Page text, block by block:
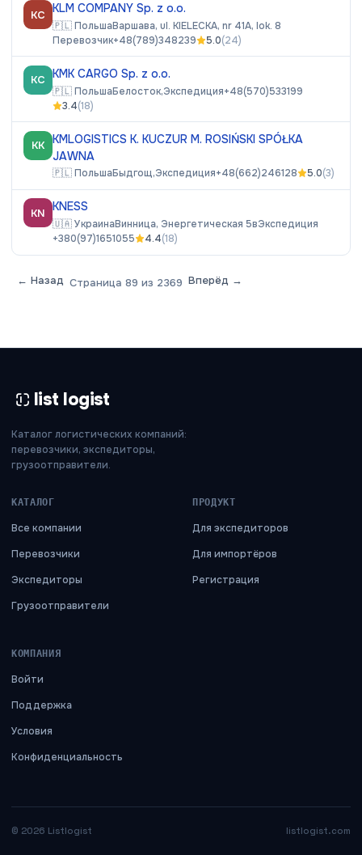
KC KLM COMPANY Sp. z o.o.
🇵🇱ПольшаВаршава, ul. KIELECKA, nr 41A, lok. 8
Перевозчик+48(789)348239 5.0(24)
KC KMK CARGO Sp. z o.o.
🇵🇱ПольшаБелосток,Экспедиция+48(570)533199
3.4(18)
KK KMLOGISTICS K. KUCZUR M. ROSIŃSKI SPÓŁKA
JAWNA
🇵🇱ПольшаБыдгощ,Экспедиция+48(662)246128 5.0(3)
KN KNESS
🇺🇦УкраинаВинница, Энергетическая 5вЭкспедиция
+380(97)1651055
4.4(18)
← Назад Страница 89 из 2369 Вперёд →
list logist
Каталог логистических компаний:
перевозчики, экспедиторы,
грузоотправители.
КАТАЛОГ
Все компании
Перевозчики
Экспедиторы
Грузоотправители
ПРОДУКТ
Для экспедиторов
Для импортёров
Регистрация
КОМПАНИЯ
Войти
Поддержка
Условия
Конфиденциальность
© 2026 Listlogist listlogist.com